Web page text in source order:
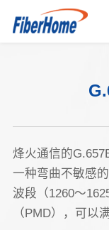
烽火通信的
一种弯曲不敏感
波段（1260～
（PMD），可以